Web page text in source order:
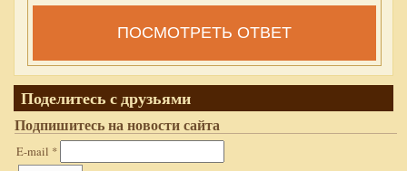
ПОСМОТРЕТЬ ОТВЕТ
Поделитесь с друзьями
Подпишитесь на новости сайта
E-mail *